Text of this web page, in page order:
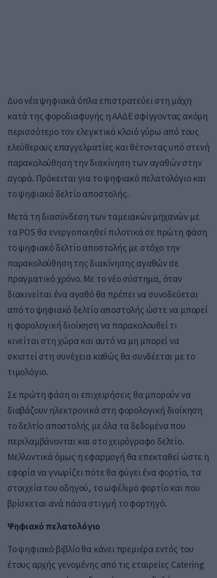
Δυο νέα ψηφιακά όπλα επιστρατεύει στη μάχη
κατά της φοροδιαφυγής η ΑΑΔΕ σφίγγοντας ακόμη
περισσότερο τον ελεγκτικό κλοιό γύρω από τους
ελεύθερους επαγγελματίες και θέτοντας υπό στενή
παρακολούθηση την διακίνηση των αγαθών στην
αγορά. Πρόκειται για το ψηφιακό πελατολόγιο και
το ψηφιακό δελτίο αποστολής.
Μετά τη διασύνδεση των ταμειακών μηχανών με
τα POS θα ενεργοποιηθεί πιλοτικά σε πρώτη φάση
το ψηφιακό δελτίο αποστολής με στόχο την
παρακολούθηση της διακίνησης αγαθών σε
πραγματικό χρόνο. Με το νέο σύστημα, όταν
διακινείται ένα αγαθό θα πρέπει να συνοδεύεται
από το ψηφιακό δελτίο αποστολής ώστε να μπορεί
η φορολογική διοίκηση να παρακολουθεί τι
κινείται στη χώρα και αυτό να μη μπορεί να
σκιστεί στη συνέχεια καθώς θα συνδέεται με το
τιμολόγιο.
Σε πρώτη φάση οι επιχειρήσεις θα μπορούν να
διαβάζουν ηλεκτρονικά στη φορολογική διοίκηση
το δελτίο αποστολής με όλα τα δεδομένα που
περιλαμβάνονται και στο χειρόγραφο δελτίο.
Μελλοντικά όμως η εφαρμογή θα επεκταθεί ώστε η
εφορία να γνωρίζει πότε θα φύγει ένα φορτίο, τα
στοιχεία του οδηγού, το ωφέλιμο φορτίο και που
βρίσκεται ανά πάσα στιγμή το φορτηγό.
Ψηφιακό πελατολόγιο
Το ψηφιακό βιβλίο θα κάνει πρεμιέρα εντός του
έτους αρχής γενομένης από τις εταιρείες Catering